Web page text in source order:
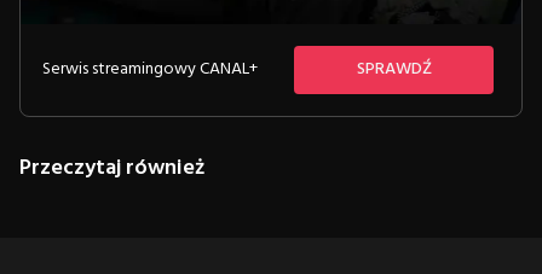
Serwis streamingowy CANAL+ SPRAWDŹ
Przeczytaj również